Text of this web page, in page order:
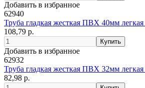
Добавить в избранное
62940
Труба гладкая жесткая ПВХ 40мм легкая
108,79 р.
Добавить в избранное
62932
Труба гладкая жесткая ПВХ 32мм легкая
82,98 р.